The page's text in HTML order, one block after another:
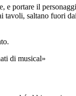
portare il
saltano fuori
di musical»